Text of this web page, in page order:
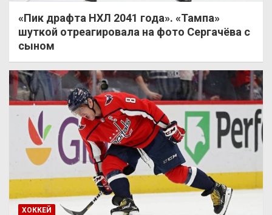
«Пик драфта НХЛ 2041 года». «Тампа»
шуткой отреагировала на фото Сергачёва с
сыном
ХОККЕЙ